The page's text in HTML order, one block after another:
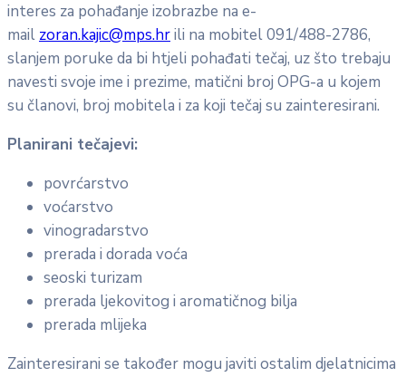
interes za pohađanje izobrazbe na e-
mail zoran.kajic@mps.hrili na mobitel 091/488-2786,
slanjem poruke da bi htjeli pohađati tečaj, uz što trebaju
navesti svoje ime i prezime, matični broj OPG-a u kojem
su članovi, broj mobitela i za koji tečaj su zainteresirani.
Planirani tečajevi:
povrćarstvo
voćarstvo
vinogradarstvo
prerada i dorada voća
seoski turizam
prerada ljekovitog i aromatičnog bilja
prerada mlijeka
Zainteresirani se također mogu javiti ostalim djelatnicima